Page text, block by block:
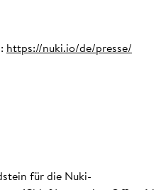
https://nuki.io/de/presse/
für die Nuki-